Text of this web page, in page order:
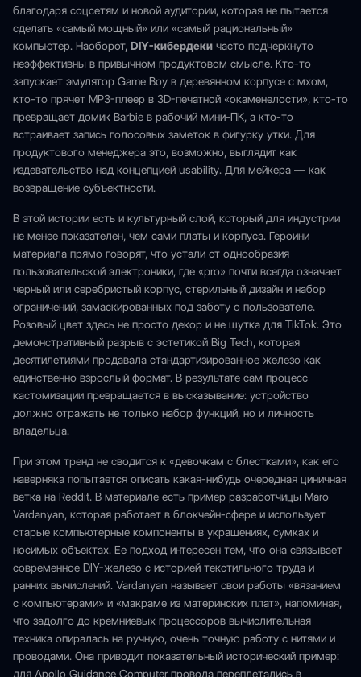
благодаря соцсетям и новой аудитории, которая не пытается
сделать «самый мощный» или «самый рациональный»
компьютер. Наоборот, DIY-кибердеки часто подчеркнуто
неэффективны в привычном продуктовом смысле. Кто-то
запускает эмулятор Game Boy в деревянном корпусе с мхом,
кто-то прячет MP3-плеер в 3D-печатной «окаменелости», кто-то
превращает домик Barbie в рабочий мини-ПК, а кто-то
встраивает запись голосовых заметок в фигурку утки. Для
продуктового менеджера это, возможно, выглядит как
издевательство над концепцией usability. Для мейкера — как
возвращение субъектности.
В этой истории есть и культурный слой, который для индустрии
не менее показателен, чем сами платы и корпуса. Героини
материала прямо говорят, что устали от однообразия
пользовательской электроники, где «pro» почти всегда означает
черный или серебристый корпус, стерильный дизайн и набор
ограничений, замаскированных под заботу о пользователе.
Розовый цвет здесь не просто декор и не шутка для TikTok. Это
демонстративный разрыв с эстетикой Big Tech, которая
десятилетиями продавала стандартизированное железо как
единственно взрослый формат. В результате сам процесс
кастомизации превращается в высказывание: устройство
должно отражать не только набор функций, но и личность
владельца.
При этом тренд не сводится к «девочкам с блестками», как его
наверняка попытается описать какая-нибудь очередная циничная
ветка на Reddit. В материале есть пример разработчицы Maro
Vardanyan, которая работает в блокчейн-сфере и использует
старые компьютерные компоненты в украшениях, сумках и
носимых объектах. Ее подход интересен тем, что она связывает
современное DIY-железо с историей текстильного труда и
ранних вычислений. Vardanyan называет свои работы «вязанием
с компьютерами» и «макраме из материнских плат», напоминая,
что задолго до кремниевых процессоров вычислительная
техника опиралась на ручную, очень точную работу с нитями и
проводами. Она приводит показательный исторический пример:
для Apollo Guidance Computer провода переплетались в